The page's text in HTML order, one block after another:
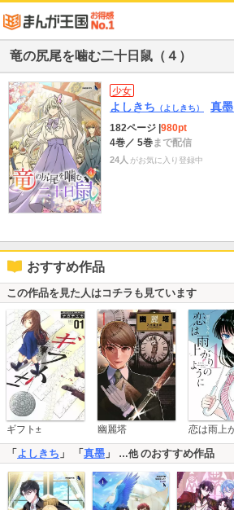
竜の尻尾を噛む二十日鼠（４）
少女
よしきち （よしきち） 真墨
182ページ 980pt
4巻／ 5巻まで配信
24人 がお気に入り登録中
おすすめ作品
この作品を見た人はコチラも見ています
ギフト± 幽麗塔
「 よしきち 」 「 真墨 」 …他のおすすめ作品